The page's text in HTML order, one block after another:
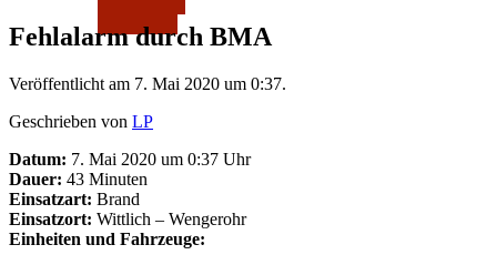
Fehlalarm durch BMA
Veröffentlicht am 7. Mai 2020 um 0:37.
Geschrieben von LP
Datum: 7. Mai 2020 um 0:37 Uhr
Dauer: 43 Minuten
Einsatzart: Brand
Einsatzort: Wittlich – Wengerohr
Einheiten und Fahrzeuge: